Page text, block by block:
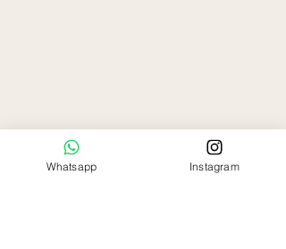
Whatsapp Instagram